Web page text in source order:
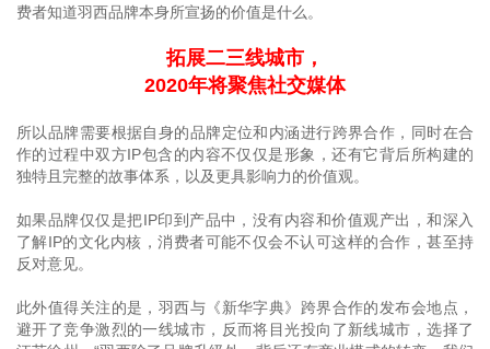
费者知道羽西品牌本身所宣扬的价值是什么。
拓展二三线城市，
2020年将聚焦社交媒体
所以品牌需要根据自身的品牌定位和内涵进行跨界合作，同时在合
作的过程中双方IP包含的内容不仅仅是形象，还有它背后所构建的
独特且完整的故事体系，以及更具影响力的价值观。
如果品牌仅仅是把IP印到产品中，没有内容和价值观产出，和深入
了解IP的文化内核，消费者可能不仅会不认可这样的合作，甚至持
反对意见。
此外值得关注的是，羽西与《新华字典》跨界合作的发布会地点，
避开了竞争激烈的一线城市，反而将目光投向了新线城市，选择了